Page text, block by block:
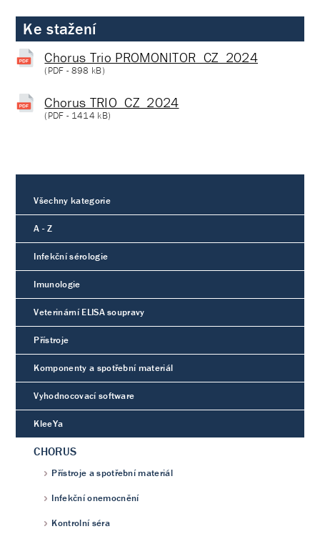
Ke stažení
Chorus Trio PROMONITOR_CZ_2024
(PDF - 898 kB)
Chorus TRIO_CZ_2024
(PDF - 1414 kB)
Všechny kategorie
A - Z
Infekční sérologie
Imunologie
Veterinární ELISA soupravy
Přístroje
Komponenty a spotřební materiál
Vyhodnocovací software
KleeYa
CHORUS
Přístroje a spotřební materiál
Infekční onemocnění
Kontrolní séra